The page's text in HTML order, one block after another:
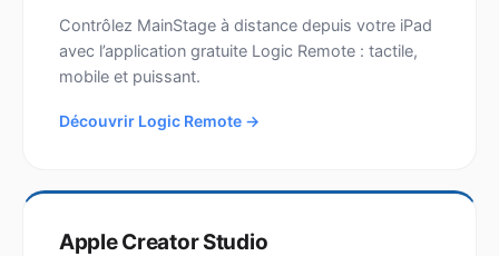
Contrôlez MainStage à distance depuis votre iPad
avec l’application gratuite Logic Remote : tactile,
mobile et puissant.
Découvrir Logic Remote →
Apple Creator Studio